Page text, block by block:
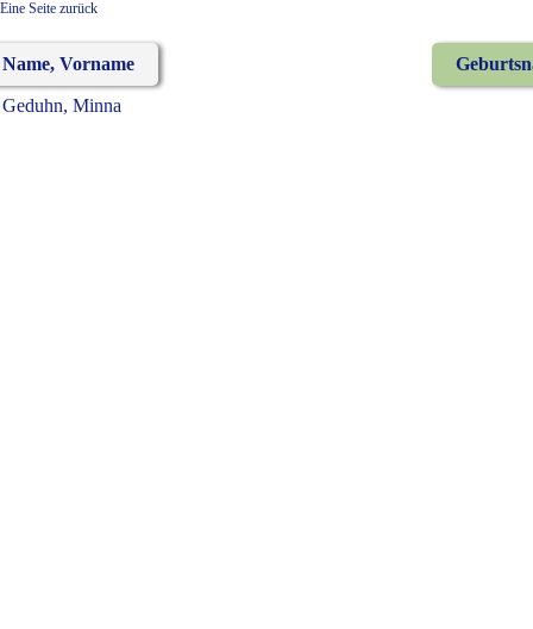
Eine Seite zurück
Name, Vorname
Geduhn, Minna